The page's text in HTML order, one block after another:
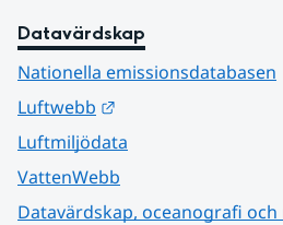
Datavärdskap
Nationella emissionsdatabasen
Luftwebb
Luftmiljödata
VattenWebb
Datavärdskap, oceanografi